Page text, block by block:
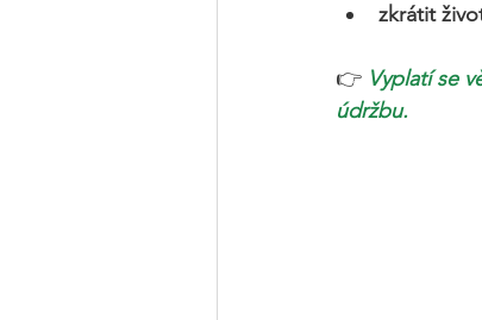
zkrátit
👉 Vyplatí se
údržbu.